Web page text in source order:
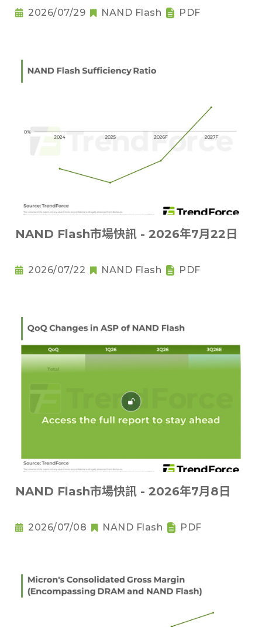
2026/07/29 NAND Flash PDF
NAND Flash市場快訊 - 2026年7月22日
2026/07/22 NAND Flash PDF
NAND Flash市場快訊 - 2026年7月8日
2026/07/08 NAND Flash PDF